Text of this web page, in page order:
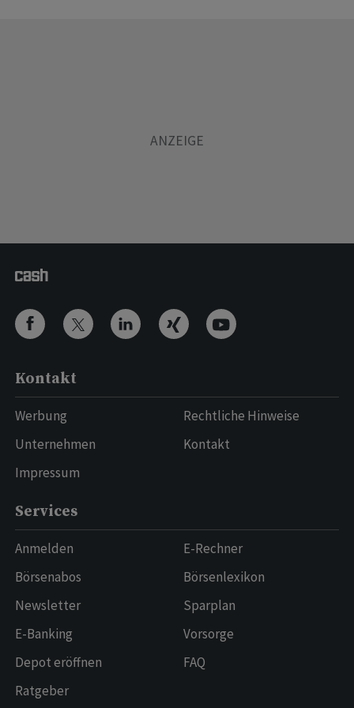
Kontakt
Werbung
Unternehmen
Impressum
Rechtliche Hinweise
Kontakt
Services
Anmelden
Börsenabos
Newsletter
E-Banking
Depot eröffnen
Ratgeber
E-Rechner
Börsenlexikon
Sparplan
Vorsorge
FAQ